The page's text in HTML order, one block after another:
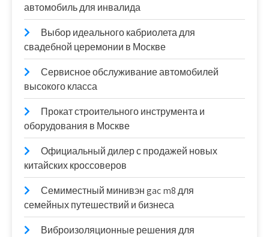
автомобиль для инвалида
Выбор идеального кабриолета для
свадебной церемонии в Москве
Сервисное обслуживание автомобилей
высокого класса
Прокат строительного инструмента и
оборудования в Москве
Официальный дилер с продажей новых
китайских кроссоверов
Семиместный минивэн gac m8 для
семейных путешествий и бизнеса
Виброизоляционные решения для